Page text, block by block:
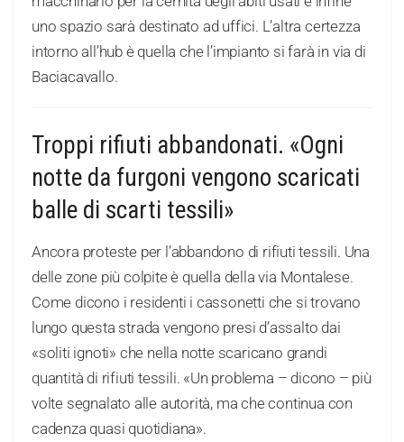
uno spazio sarà destinato ad uffici. L’altra certezza
intorno all’hub è quella che l’impianto si farà in via di
Baciacavallo.
Troppi rifiuti abbandonati. «Ogni
notte da furgoni vengono scaricati
balle di scarti tessili»
Ancora proteste per l’abbandono di rifiuti tessili. Una
delle zone più colpite è quella della via Montalese.
Come dicono i residenti i cassonetti che si trovano
lungo questa strada vengono presi d’assalto dai
«soliti ignoti» che nella notte scaricano grandi
quantità di rifiuti tessili. «Un problema – dicono – più
volte segnalato alle autorità, ma che continua con
cadenza quasi quotidiana».